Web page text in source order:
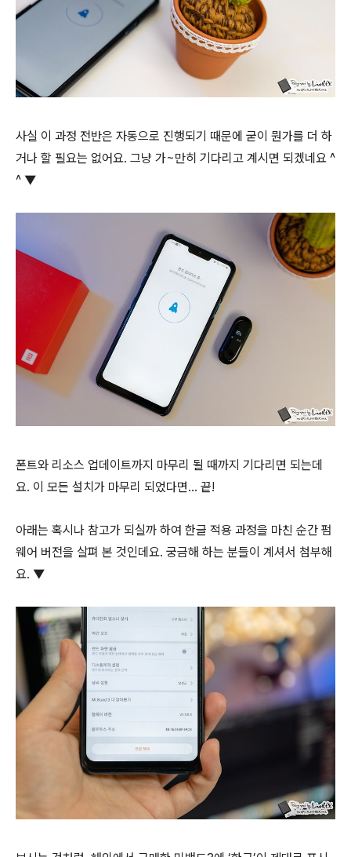
사실 이 과정 전반은 자동으로 진행되기 때문에 굳이 뭔가를 더 하
거나 할 필요는 없어요. 그냥 가~만히 기다리고 계시면 되겠네요 ^
^ ▼
폰트와 리소스 업데이트까지 마무리 될 때까지 기다리면 되는데
요. 이 모든 설치가 마무리 되었다면... 끝!
아래는 혹시나 참고가 되실까 하여 한글 적용 과정을 마친 순간 펌
웨어 버전을 살펴 본 것인데요. 궁금해 하는 분들이 계셔서 첨부해
요. ▼